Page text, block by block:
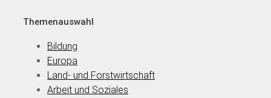
Themenauswahl
Bildung
Europa
Land- und Forstwirtschaft
Arbeit und Soziales